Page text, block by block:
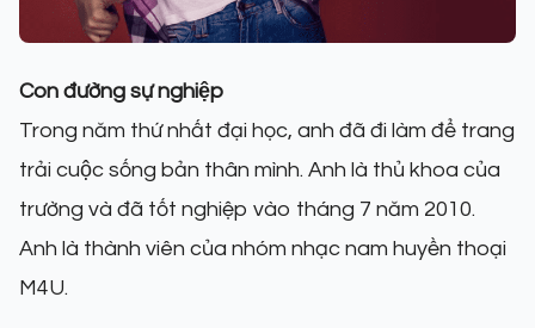
Con đường sự nghiệp
Trong năm thứ nhất đại học, anh đã đi làm để trang
trải cuộc sống bản thân mình. Anh là thủ khoa của
trường và đã tốt nghiệp vào tháng 7 năm 2010.
Anh là thành viên của nhóm nhạc nam huyền thoại
M4U.